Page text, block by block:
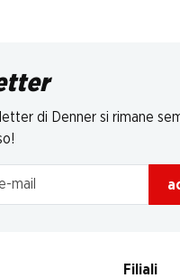
di Denner si rimane
Filiali